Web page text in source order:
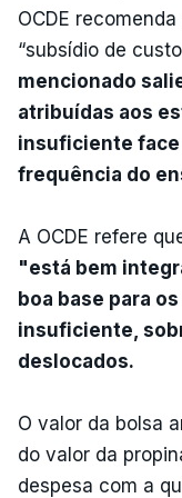
OCDE
“subsídio de
mencionado
atribuídas aos
insuficiente face
frequência do
A OCDE refere
"está bem
boa base para
insuficiente,
deslocados.
O valor da bolsa
do valor da
despesa com a